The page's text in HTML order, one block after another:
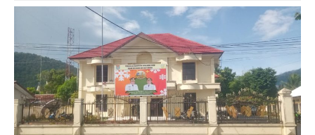
comments